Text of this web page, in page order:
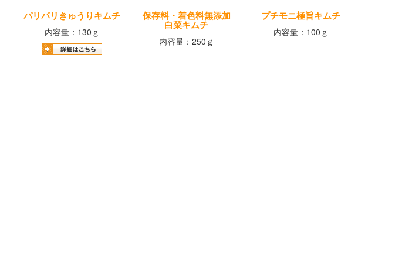
パリパリきゅうりキムチ
内容量：130ｇ
保存料・着色料無添加
白菜キムチ
内容量：250ｇ
プチモニ極旨キムチ
内容量：100ｇ